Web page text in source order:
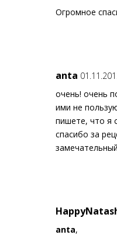
Огромное
anta
очень! очень
ими не
пишете, что я
спасибо за
anta,